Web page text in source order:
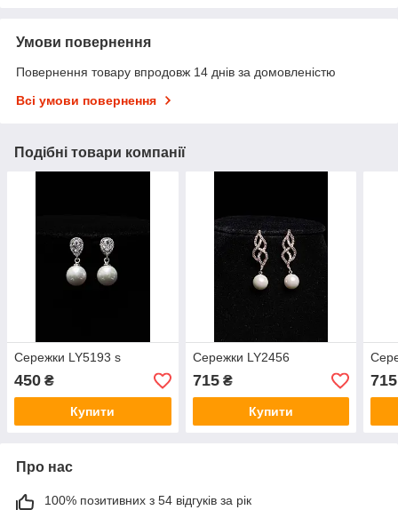
Умови повернення
Повернення товару впродовж 14 днів за домовленістю
Всі умови повернення
Подібні товари компанії
Сережки LY5193 s
450 ₴
Купити
Сережки LY2456
715₴
Купити
715
Про нас
100% позитивних з 54 відгуків за рік